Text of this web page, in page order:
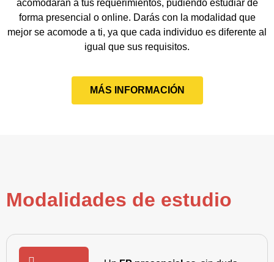
acomodarán a tus requerimientos, pudiendo estudiar de
forma presencial o online. Darás con la modalidad que
mejor se acomode a ti, ya que cada individuo es diferente al
igual que sus requisitos.
MÁS INFORMACIÓN
Modalidades de estudio